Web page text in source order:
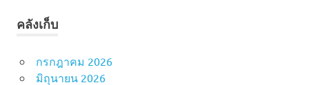
คลังเก็บ
กรกฎาคม 2026
มิถุนายน 2026